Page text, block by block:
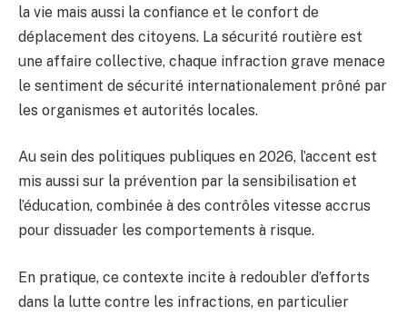
la vie mais aussi la confiance et le confort de
déplacement des citoyens. La sécurité routière est
une affaire collective, chaque infraction grave menace
le sentiment de sécurité internationalement prôné par
les organismes et autorités locales.
Au sein des politiques publiques en 2026, l’accent est
mis aussi sur la prévention par la sensibilisation et
l’éducation, combinée à des contrôles vitesse accrus
pour dissuader les comportements à risque.
En pratique, ce contexte incite à redoubler d’efforts
dans la lutte contre les infractions, en particulier